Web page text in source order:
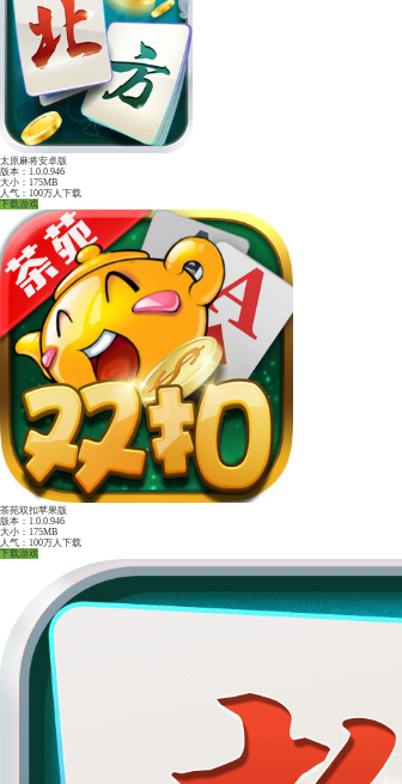
边锋红五三打一
版本：1.0.0.946
大小：175MB
人气：100万人下载
下载游戏